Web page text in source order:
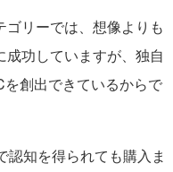
リーでは、想像よりも
功していますが、独自
創出できているからで
知を得られても購入ま